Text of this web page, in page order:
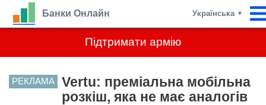
Підтримати армію
Банки Онлайн Українська ▼
РЕКЛАМА
Vertu: преміальна мобільна
розкіш, яка не має аналогів